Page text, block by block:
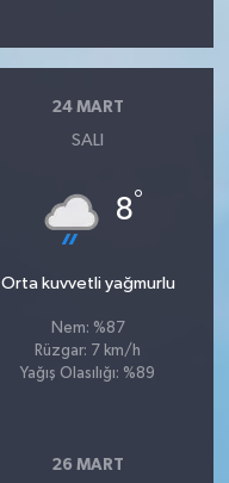
24 MART
SALI
8°
Orta kuvvetli yağmurlu
Nem: %87
Rüzgar: 7 km/h
Yağış Olasılığı: %89
26 MART